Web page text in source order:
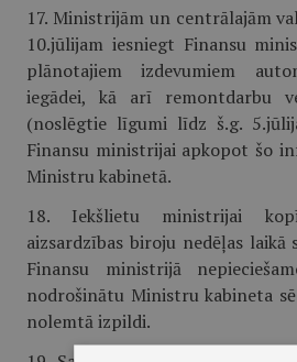
17. Ministrijām un centrālajām
10.jūlijam iesniegt Finansu
plānotajiem izdevumiem
iegādei, kā arī remontdarbu
(noslēgtie līgumi līdz š.g.
Finansu ministrijai apkopot šo
Ministru kabinetā.
18. Iekšlietu ministrijai
aizsardzības biroju nedēļas laikā
Finansu ministrijā
nodrošinātu Ministru kabineta
nolemtā izpildi.